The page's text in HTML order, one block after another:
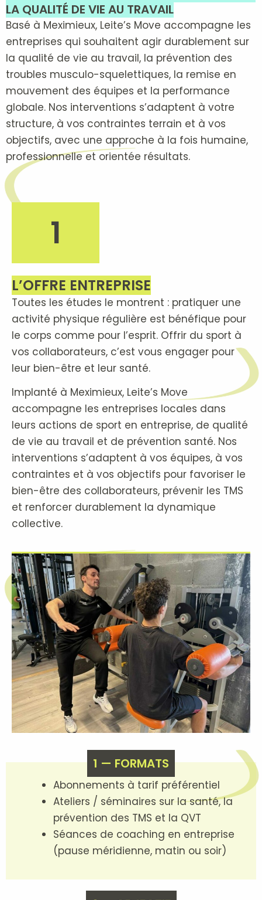
LA QUALITÉ DE VIE AU TRAVAIL
Basé à Meximieux, Leite’s Move accompagne les
entreprises qui souhaitent agir durablement sur
la qualité de vie au travail, la prévention des
troubles musculo-squelettiques, la remise en
mouvement des équipes et la performance
globale. Nos interventions s’adaptent à votre
structure, à vos contraintes terrain et à vos
objectifs, avec une approche à la fois humaine,
professionnelle et orientée résultats.
1
L’OFFRE ENTREPRISE
Toutes les études le montrent : pratiquer une
activité physique régulière est bénéfique pour
le corps comme pour l’esprit. Offrir du sport à
vos collaborateurs, c’est vous engager pour
leur bien-être et leur santé.
Implanté à Meximieux, Leite’s Move
accompagne les entreprises locales dans
leurs actions de sport en entreprise, de qualité
de vie au travail et de prévention santé. Nos
interventions s’adaptent à vos équipes, à vos
contraintes et à vos objectifs pour favoriser le
bien-être des collaborateurs, prévenir les TMS
et renforcer durablement la dynamique
collective.
1 — FORMATS
Abonnements à tarif préférentiel
Ateliers / séminaires sur la santé, la
prévention des TMS et la QVT
Séances de coaching en entreprise
(pause méridienne, matin ou soir)